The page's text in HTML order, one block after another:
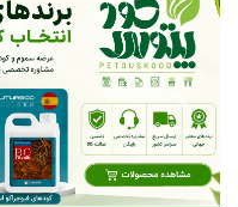
درباره
ما
دسته
بندی